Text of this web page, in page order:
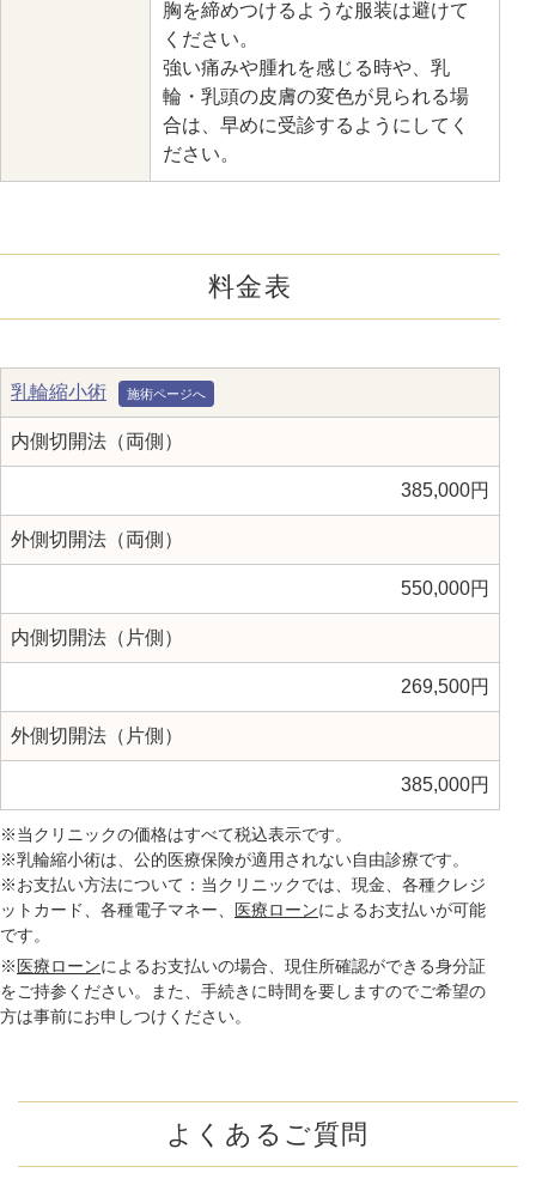
胸を締めつけるような服装は避けて
ください。
強い痛みや腫れを感じる時や、乳
輪・乳頭の皮膚の変色が見られる場
合は、早めに受診するようにしてく
ださい。
料金表
乳輪縮小術
内側切開法（両側）
385,000円
外側切開法（両側）
550,000円
内側切開法（片側）
269,500円
外側切開法（片側）
385,000円
※当クリニックの価格はすべて税込表示です。
※乳輪縮小術は、公的医療保険が適用されない自由診療です。
※お支払い方法について：当クリニックでは、現金、各種クレジ
ットカード、各種電子マネー、
医療ローンによるお支払いが可能
です。
※ 医療ローンによるお支払いの場合、現住所確認ができる身分証
をご持参ください。また、手続きに時間を要しますのでご希望の
方は事前にお申しつけください。
よくあるご質問